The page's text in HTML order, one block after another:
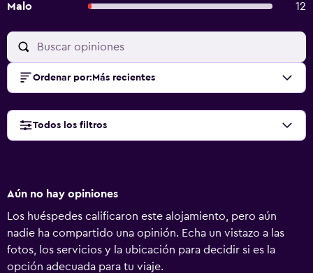
Malo
12
Ordenar por: Más recientes
Todos los filtros
Aún no hay opiniones
Los huéspedes calificaron este alojamiento, pero aún
nadie ha compartido una opinión. Echa un vistazo a las
fotos, los servicios y la ubicación para decidir si es la
opción adecuada para tu viaje.